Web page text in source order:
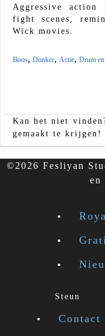
Aggressive action
fight scenes,
Wick movies.
Boos, Donker, Actie, Drum
Kan het niet
gemaakt te krijgen!
©2026 Fesliyan
en
Steun
Contact